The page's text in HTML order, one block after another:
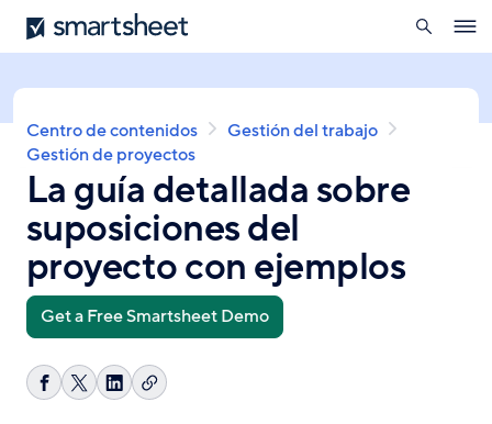
Pasar
al
principal
Smartsheet
búsqueda
Sobrescribir
enlaces
de
ayuda
a
navegación
Centro de contenidos
Gestión del trabajo
Gestión de proyectos
La guía detallada sobre
suposiciones del
proyecto con ejemplos
Get a Free Smartsheet Demo
Compartir
ShareCompartir
Copiar